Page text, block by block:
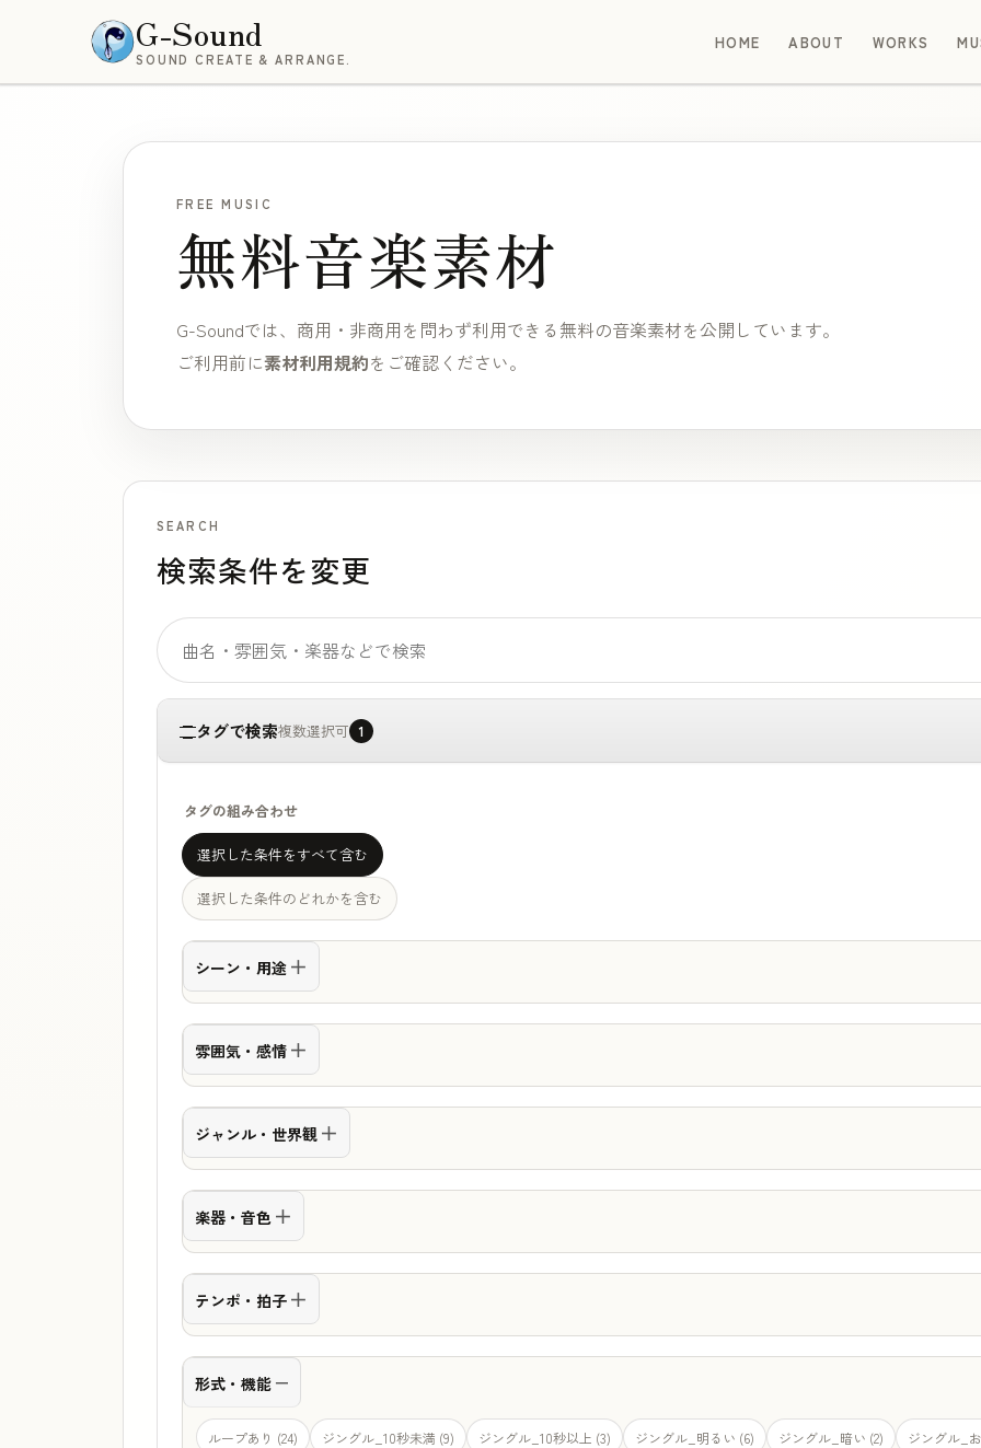
G-Sound
SOUND CREATE & ARRANGE.
HOME ABOUT WORKS
FREE MUSIC
無料音楽素材
G-Soundでは、商用・非商用を問わず利用できる無料の音楽素材を公開しています。
ご利用前に素材利用規約をご確認ください。
SEARCH
検索条件を変更
フリーワード検索
タグで検索複数選択可 1
タグの組み合わせ
選択した条件をすべて含む
選択した条件のどれかを含む
シーン・用途
雰囲気・感情
ジャンル・世界観
楽器・音色
テンポ・拍子
形式・機能
ループあり (24) ジングル_10秒未満 (9) ジングル_10秒以上 (3) ジングル_明るい (6) ジングル_暗い (2)
ジングル_